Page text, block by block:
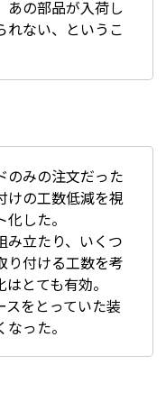
あの部品が入荷し
れない、というこ
のみの注文だった
けの工数低減を視
した。
み立たり、いくつ
り付ける工数を考
とても有効。
スをとっていた装
った。